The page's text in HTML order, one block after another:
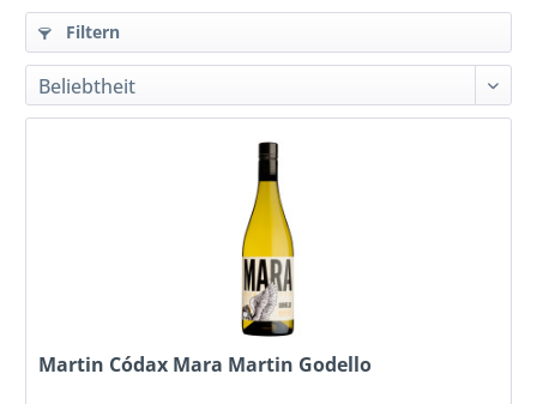
Filtern
Martin Códax Mara Martin Godello